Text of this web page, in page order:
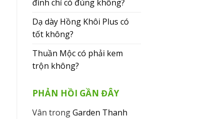
đình chỉ có đúng không?
Dạ dày Hồng Khôi Plus có
tốt không?
Thuần Mộc có phải kem
trộn không?
PHẢN HỒI GẦN ĐÂY
Vân trongGarden Thanh